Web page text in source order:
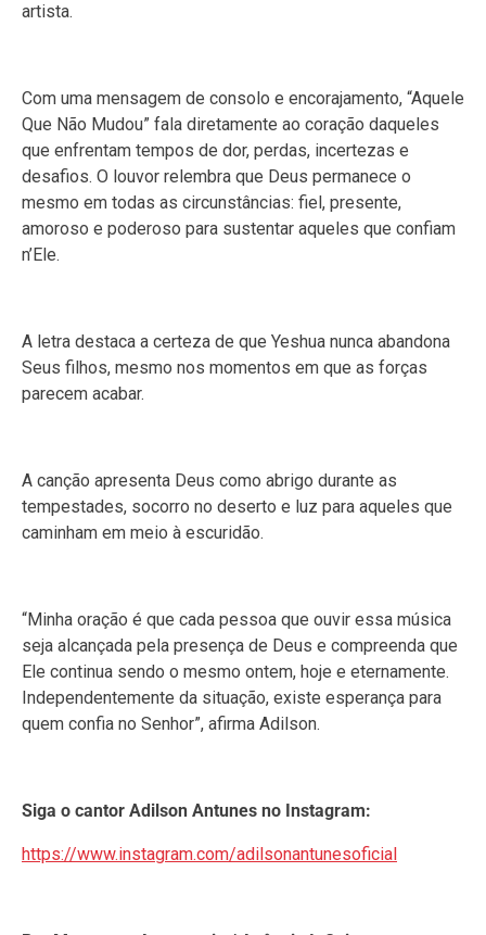
artista.
Com uma mensagem de consolo e encorajamento, “Aquele
Que Não Mudou” fala diretamente ao coração daqueles
que enfrentam tempos de dor, perdas, incertezas e
desafios. O louvor relembra que Deus permanece o
mesmo em todas as circunstâncias: fiel, presente,
amoroso e poderoso para sustentar aqueles que confiam
n’Ele.
A letra destaca a certeza de que Yeshua nunca abandona
Seus filhos, mesmo nos momentos em que as forças
parecem acabar.
A canção apresenta Deus como abrigo durante as
tempestades, socorro no deserto e luz para aqueles que
caminham em meio à escuridão.
“Minha oração é que cada pessoa que ouvir essa música
seja alcançada pela presença de Deus e compreenda que
Ele continua sendo o mesmo ontem, hoje e eternamente.
Independentemente da situação, existe esperança para
quem confia no Senhor”, afirma Adilson.
Siga o cantor Adilson Antunes no Instagram:
https://www.instagram.com/adilsonantunesoficial